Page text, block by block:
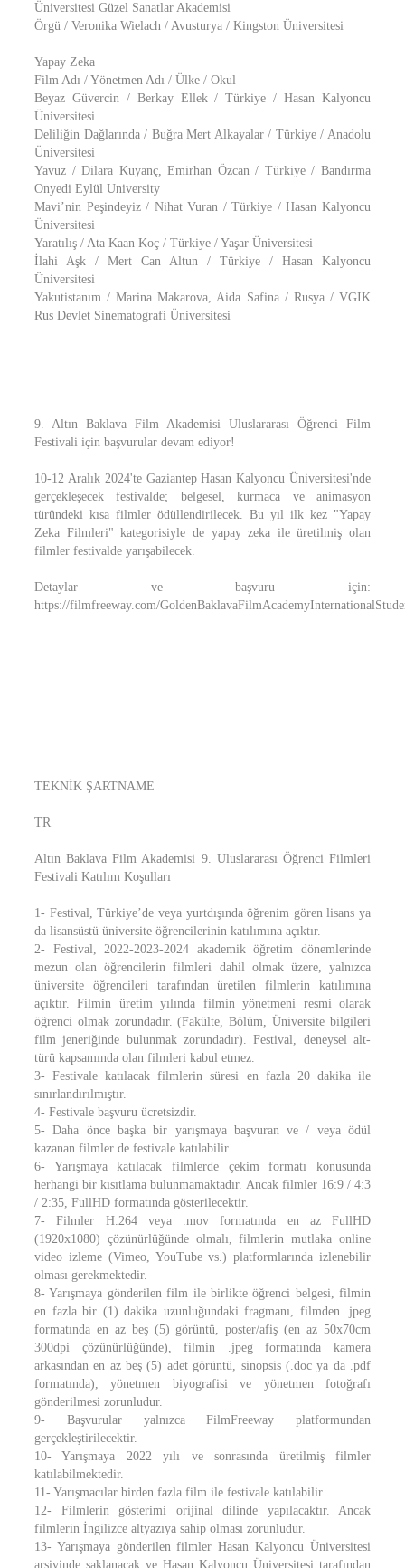
Üniversitesi Güzel Sanatlar Akademisi
Örgü / Veronika Wielach / Avusturya / Kingston Üniversitesi
Yapay Zeka
Film Adı / Yönetmen Adı / Ülke / Okul
Beyaz Güvercin / Berkay Ellek / Türkiye / Hasan Kalyoncu
Üniversitesi
Deliliğin Dağlarında / Buğra Mert Alkayalar / Türkiye / Anadolu
Üniversitesi
Yavuz / Dilara Kuyanç, Emirhan Özcan / Türkiye / Bandırma
Onyedi Eylül University
Mavi’nin Peşindeyiz / Nihat Vuran / Türkiye / Hasan Kalyoncu
Üniversitesi
Yaratılış / Ata Kaan Koç / Türkiye / Yaşar Üniversitesi
İlahi Aşk / Mert Can Altun / Türkiye / Hasan Kalyoncu
Üniversitesi
Yakutistanım / Marina Makarova, Aida Safina / Rusya / VGIK
Rus Devlet Sinematografi Üniversitesi
9. Altın Baklava Film Akademisi Uluslararası Öğrenci Film
Festivali için başvurular devam ediyor!
10-12 Aralık 2024'te Gaziantep Hasan Kalyoncu Üniversitesi'nde
gerçekleşecek festivalde; belgesel, kurmaca ve animasyon
türündeki kısa filmler ödüllendirilecek. Bu yıl ilk kez "Yapay
Zeka Filmleri" kategorisiyle de yapay zeka ile üretilmiş olan
filmler festivalde yarışabilecek.
Detaylar ve başvuru için:
https://filmfreeway.com/
TEKNİK ŞARTNAME
TR
Altın Baklava Film Akademisi 9. Uluslararası Öğrenci Filmleri
Festivali Katılım Koşulları
1- Festival, Türkiye’de veya yurtdışında öğrenim gören lisans ya
da lisansüstü üniversite öğrencilerinin katılımına açıktır.
2- Festival, 2022-2023-2024 akademik öğretim dönemlerinde
mezun olan öğrencilerin filmleri dahil olmak üzere, yalnızca
üniversite öğrencileri tarafından üretilen filmlerin katılımına
açıktır. Filmin üretim yılında filmin yönetmeni resmi olarak
öğrenci olmak zorundadır. (Fakülte, Bölüm, Üniversite bilgileri
film jeneriğinde bulunmak zorundadır). Festival, deneysel alt-
türü kapsamında olan filmleri kabul etmez.
3- Festivale katılacak filmlerin süresi en fazla 20 dakika ile
sınırlandırılmıştır.
4- Festivale başvuru ücretsizdir.
5- Daha önce başka bir yarışmaya başvuran ve / veya ödül
kazanan filmler de festivale katılabilir.
6- Yarışmaya katılacak filmlerde çekim formatı konusunda
herhangi bir kısıtlama bulunmamaktadır. Ancak filmler 16:9 / 4:3
/ 2:35, FullHD formatında gösterilecektir.
7- Filmler H.264 veya .mov formatında en az FullHD
(1920x1080) çözünürlüğünde olmalı, filmlerin mutlaka online
video izleme (Vimeo, YouTube vs.) platformlarında izlenebilir
olması gerekmektedir.
8- Yarışmaya gönderilen film ile birlikte öğrenci belgesi, filmin
en fazla bir (1) dakika uzunluğundaki fragmanı, filmden .jpeg
formatında en az beş (5) görüntü, poster/afiş (en az 50x70cm
300dpi çözünürlüğünde), filmin .jpeg formatında kamera
arkasından en az beş (5) adet görüntü, sinopsis (.doc ya da .pdf
formatında), yönetmen biyografisi ve yönetmen fotoğrafı
gönderilmesi zorunludur.
9- Başvurular yalnızca FilmFreeway platformundan
gerçekleştirilecektir.
10- Yarışmaya 2022 yılı ve sonrasında üretilmiş filmler
katılabilmektedir.
11- Yarışmacılar birden fazla film ile festivale katılabilir.
12- Filmlerin gösterimi orijinal dilinde yapılacaktır. Ancak
filmlerin İngilizce altyazıya sahip olması zorunludur.
13- Yarışmaya gönderilen filmler Hasan Kalyoncu Üniversitesi
arşivinde saklanacak ve Hasan Kalyoncu Üniversitesi tarafından